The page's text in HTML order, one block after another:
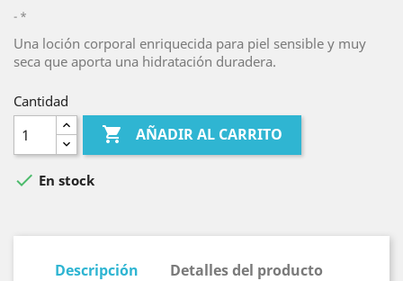
*
Una loción corporal enriquecida para piel sensible y muy
seca que aporta una hidratación duradera.
Cantidad
 AÑADIR AL CARRITO
 En stock
Descripción Detalles del producto